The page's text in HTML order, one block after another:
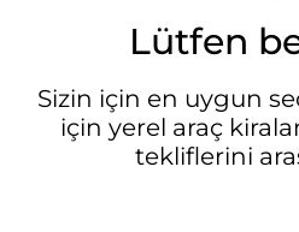
Lütfen
Sizin için en uygun
için yerel araç
tekliflerini